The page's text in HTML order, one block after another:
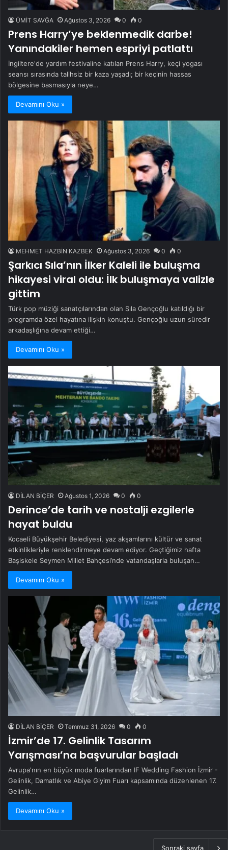
ÜMİT SAVĞA Ağustos 3, 2026 0 0
Prens Harry’ye beklenmedik darbe!
Yanındakiler hemen espriyi patlattı
İngiltere'de yardım festivaline katılan Prens Harry, keçi yogası
seansı sırasında talihsiz bir kaza yaşadı; bir keçinin hassas
bölgesine basmasıyla neye…
Devamını Oku »
MEHMET HAZBİN KAZBEK Ağustos 3, 2026 0 0
Şarkıcı Sıla’nın İlker Kaleli ile buluşma
hikayesi viral oldu: İlk buluşmaya valizle
gittim
Türk pop müziği sanatçılarından olan Sıla Gençoğlu katıldığı bir
programda özel hayatına ilişkin konuştu. Gençoğlu uzun süredir
arkadaşlığına devam ettiği…
Devamını Oku »
DİLAN BİÇER Ağustos 1, 2026 0 0
Derince’de tarih ve nostalji ezgilerle
hayat buldu
Kocaeli Büyükşehir Belediyesi, yaz akşamlarını kültür ve sanat
etkinlikleriyle renklendirmeye devam ediyor. Geçtiğimiz hafta
Başiskele Seymen Millet Bahçesi’nde vatandaşlarla buluşan…
Devamını Oku »
DİLAN BİÇER Temmuz 31, 2026 0 0
İzmir’de 17. Gelinlik Tasarım
Yarışması’na başvurular başladı
Avrupa'nın en büyük moda fuarlarından IF Wedding Fashion İzmir -
Gelinlik, Damatlık ve Abiye Giyim Fuarı kapsamında düzenlenen 17.
Gelinlik…
Devamını Oku »
Sonraki sayfa